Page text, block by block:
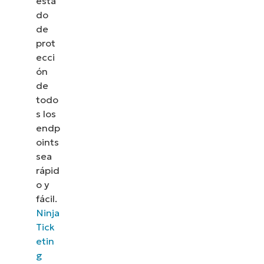
do
de
prot
ecci
ón
de
todo
s los
endp
oints
sea
rápid
o y
fácil.
Ninja
Tick
etin
g